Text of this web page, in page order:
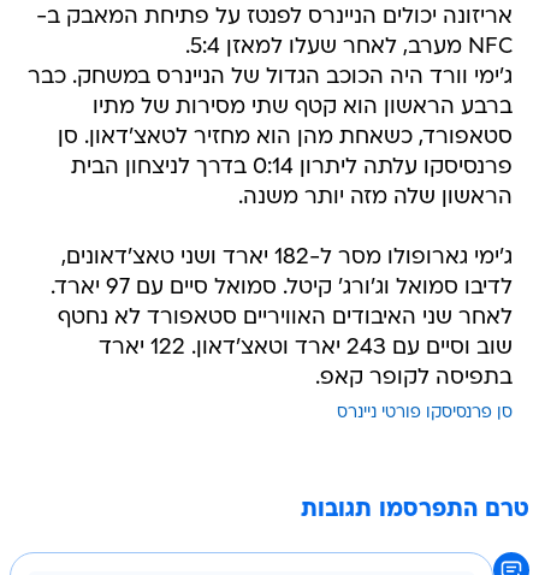
אריזונה יכולים הניינרס לפנטז על פתיחת המאבק ב-
NFC מערב, לאחר שעלו למאזן 5:4.
ג'ימי וורד היה הכוכב הגדול של הניינרס במשחק. כבר
ברבע הראשון הוא קטף שתי מסירות של מתיו
סטאפורד, כשאחת מהן הוא מחזיר לטאצ'דאון. סן
פרנסיסקו עלתה ליתרון 0:14 בדרך לניצחון הבית
הראשון שלה מזה יותר משנה.
ג'ימי גארופולו מסר ל-182 יארד ושני טאצ'דאונים,
לדיבו סמואל וג'ורג' קיטל. סמואל סיים עם 97 יארד.
לאחר שני האיבודים האוויריים סטאפורד לא נחטף
שוב וסיים עם 243 יארד וטאצ'דאון. 122 יארד
בתפיסה לקופר קאפ.
סן פרנסיסקו פורטי ניינרס
טרם התפרסמו תגובות